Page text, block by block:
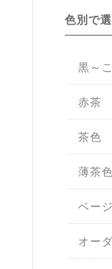
色別で
黒～
赤茶
茶色
薄茶色
ベー
オー